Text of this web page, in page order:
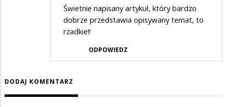
Świetnie napisany artykuł, który bardzo
dobrze przedstawia opisywany temat, to
rzadkie!!
ODPOWIEDZ
DODAJ KOMENTARZ